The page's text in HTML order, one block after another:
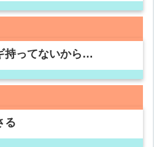
持ってないから…
る